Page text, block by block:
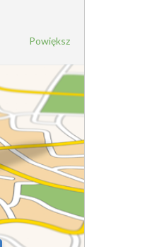
Powiększ